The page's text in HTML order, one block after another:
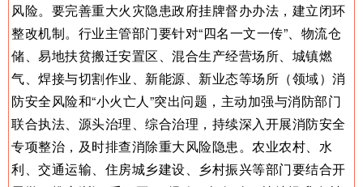
风险。要完善重大火灾隐患政府挂牌督办办法，建立闭环
整改机制。行业主管部门要针对“四名一文一传”、物流仓
储、易地扶贫搬迁安置区、混合生产经营场所、城镇燃
气、焊接与切割作业、新能源、新业态等场所（领域）消
防安全风险和“小火亡人”突出问题，主动加强与消防部门
联合执法、源头治理、综合治理，持续深入开展消防安全
专项整治，及时排查消除重大风险隐患。农业农村、水
利、交通运输、住房城乡建设、乡村振兴等部门要结合开